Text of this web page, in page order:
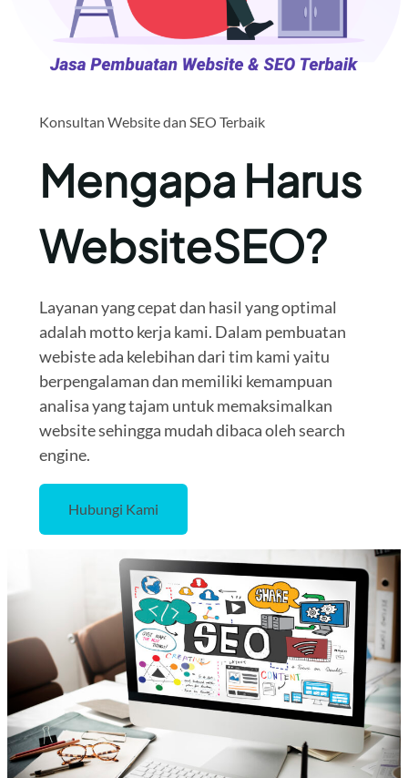
Konsultan Website dan SEO Terbaik
Mengapa Harus
WebsiteSEO?
Layanan yang cepat dan hasil yang optimal
adalah motto kerja kami. Dalam pembuatan
webiste ada kelebihan dari tim kami yaitu
berpengalaman dan memiliki kemampuan
analisa yang tajam untuk memaksimalkan
website sehingga mudah dibaca oleh search
engine.
Hubungi Kami